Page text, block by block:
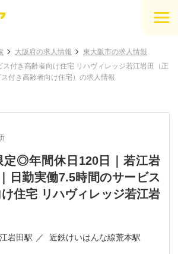
大阪府の求人情報
東大阪市の求人情報
ス付き高齢者向け住宅 リハヴィレッジ若江岩田（正
付き高齢者向け住宅）の求人情報
定◎年間休日120日｜若江岩
日勤実働7.5時間のサービス
住宅 リハヴィレッジ若江岩
岩田駅 近鉄けいはんな線荒本駅